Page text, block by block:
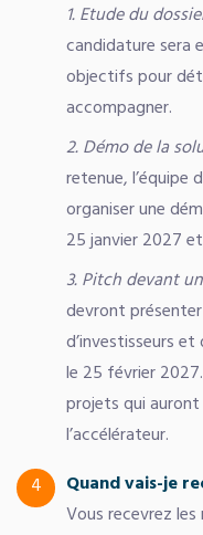
1. Etude du
candidature sera
objectifs pour
accompagner.
2. Démo de la
retenue, l’équipe
organiser une
25 janvier 2027
3. Pitch devant
devront
d’investisseurs
le 25 février
projets qui
l’accélérateur.
4
Quand vais-je
Vous recevrez